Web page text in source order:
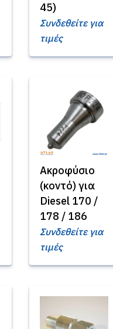
45)
Συνδεθείτε για
τιμές
Ακροφύσιο
(κοντό) για
Diesel 170 /
178 / 186
Συνδεθείτε για
τιμές